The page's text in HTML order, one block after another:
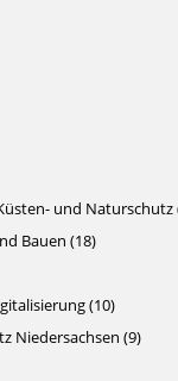
und Naturschutz
Bauen (18)
(10)
Niedersachsen (9)